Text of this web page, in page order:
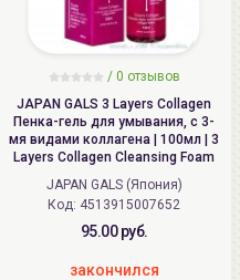
/ 0 отзывов
JAPAN GALS 3 Layers Collagen
Пенка-гель для умывания, с 3-
мя видами коллагена | 100мл | 3
Layers Collagen Cleansing Foam
JAPAN GALS (Япония)
Код: 4513915007652
95.00 руб.
закончился